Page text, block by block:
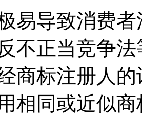
易导致消费
不正当竞争
商标注册人
相同或近似